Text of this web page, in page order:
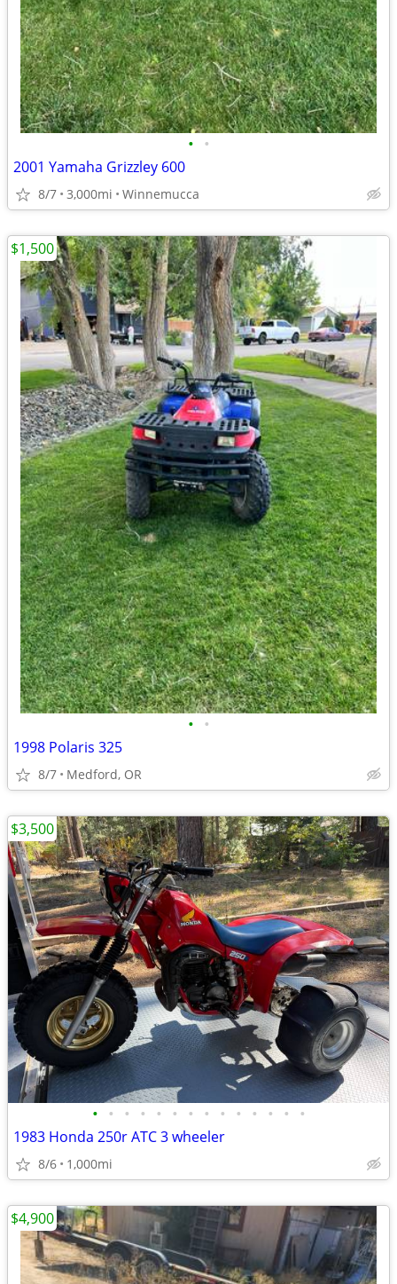
• •
2001 Yamaha Grizzley 600
8/7 3,000mi Winnemucca
• •
1998 Polaris 325
8/7 Medford, OR
$1,500
• • • • • • • • • • • • • •
1983 Honda 250r ATC 3 wheeler
8/6 1,000mi
$3,500
$4,900